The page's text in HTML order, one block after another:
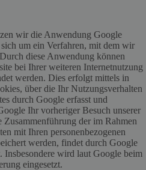
wir die Anwendung Google
um ein Verfahren, mit dem wir
diese Anwendung können
bei Ihrer weiteren Internetnutzung
werden. Dies erfolgt mittels in
über die Ihr Nutzungsverhalten
durch Google erfasst und
Ihr vorheriger Besuch unserer
Zusammenführung der im Rahmen
mit Ihren personenbezogenen
werden, findet durch Google
Insbesondere wird laut Google beim
eingesetzt.